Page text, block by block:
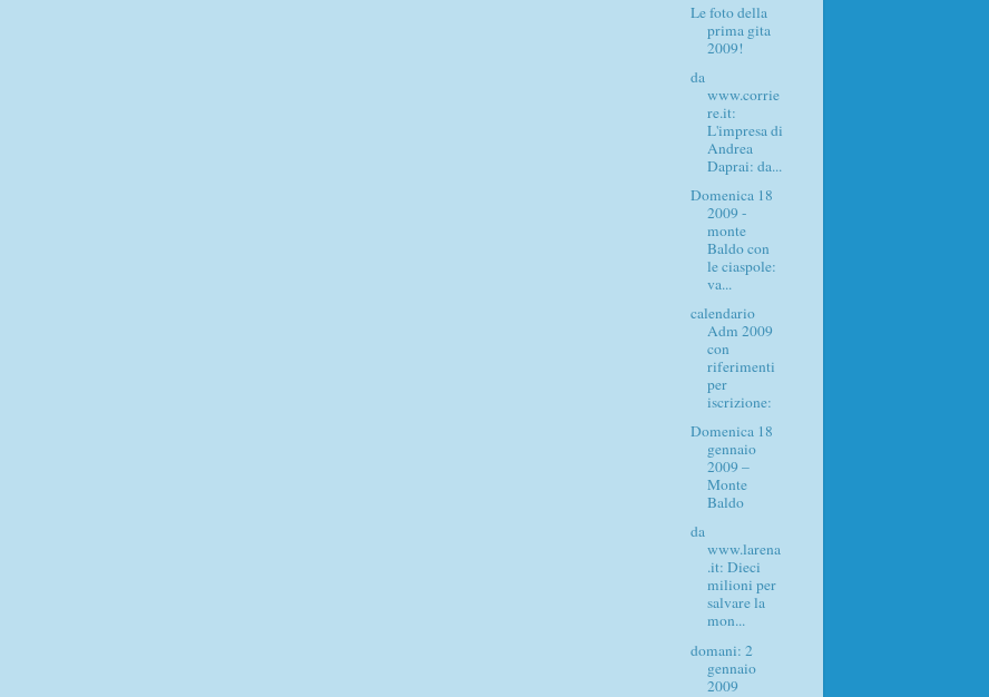
Le foto della
prima gita
2009!
da
www.corrie
re.it:
L'impresa di
Andrea
Daprai: da...
Domenica 18
2009 -
monte
Baldo con
le ciaspole:
va...
calendario
Adm 2009
con
riferimenti
per
iscrizione:
Domenica 18
gennaio
2009 –
Monte
Baldo
da
www.larena
.it: Dieci
milioni per
salvare la
mon...
domani: 2
gennaio
2009